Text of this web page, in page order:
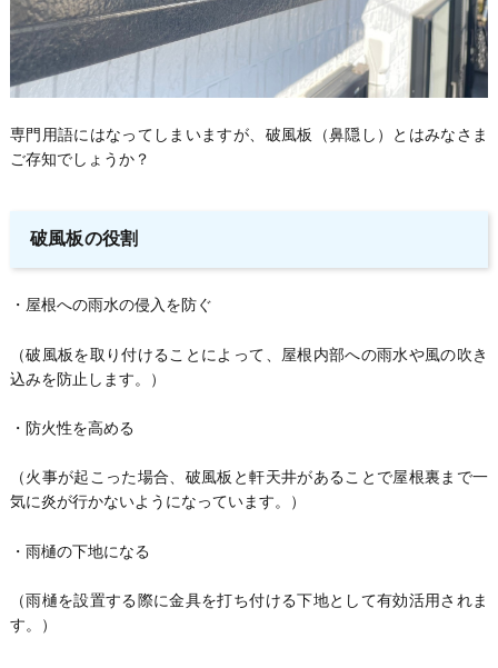
専門用語にはなってしまいますが、破風板（鼻隠し）とはみなさま
ご存知でしょうか？
破風板の役割
・屋根への雨水の侵入を防ぐ
（破風板を取り付けることによって、屋根内部への雨水や風の吹き
込みを防止します。）
・防火性を高める
（火事が起こった場合、破風板と軒天井があることで屋根裏まで一
気に炎が行かないようになっています。）
・雨樋の下地になる
（雨樋を設置する際に金具を打ち付ける下地として有効活用されま
す。）